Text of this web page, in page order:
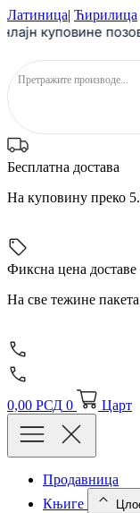
Скочите
на
Латиница| Ћирилица
куповине
Бесплатна достава
На куповину преко
Фиксна цена доставе
На све тежине пакета
0,00 РСД 0 Царт
Продавница
Књиге